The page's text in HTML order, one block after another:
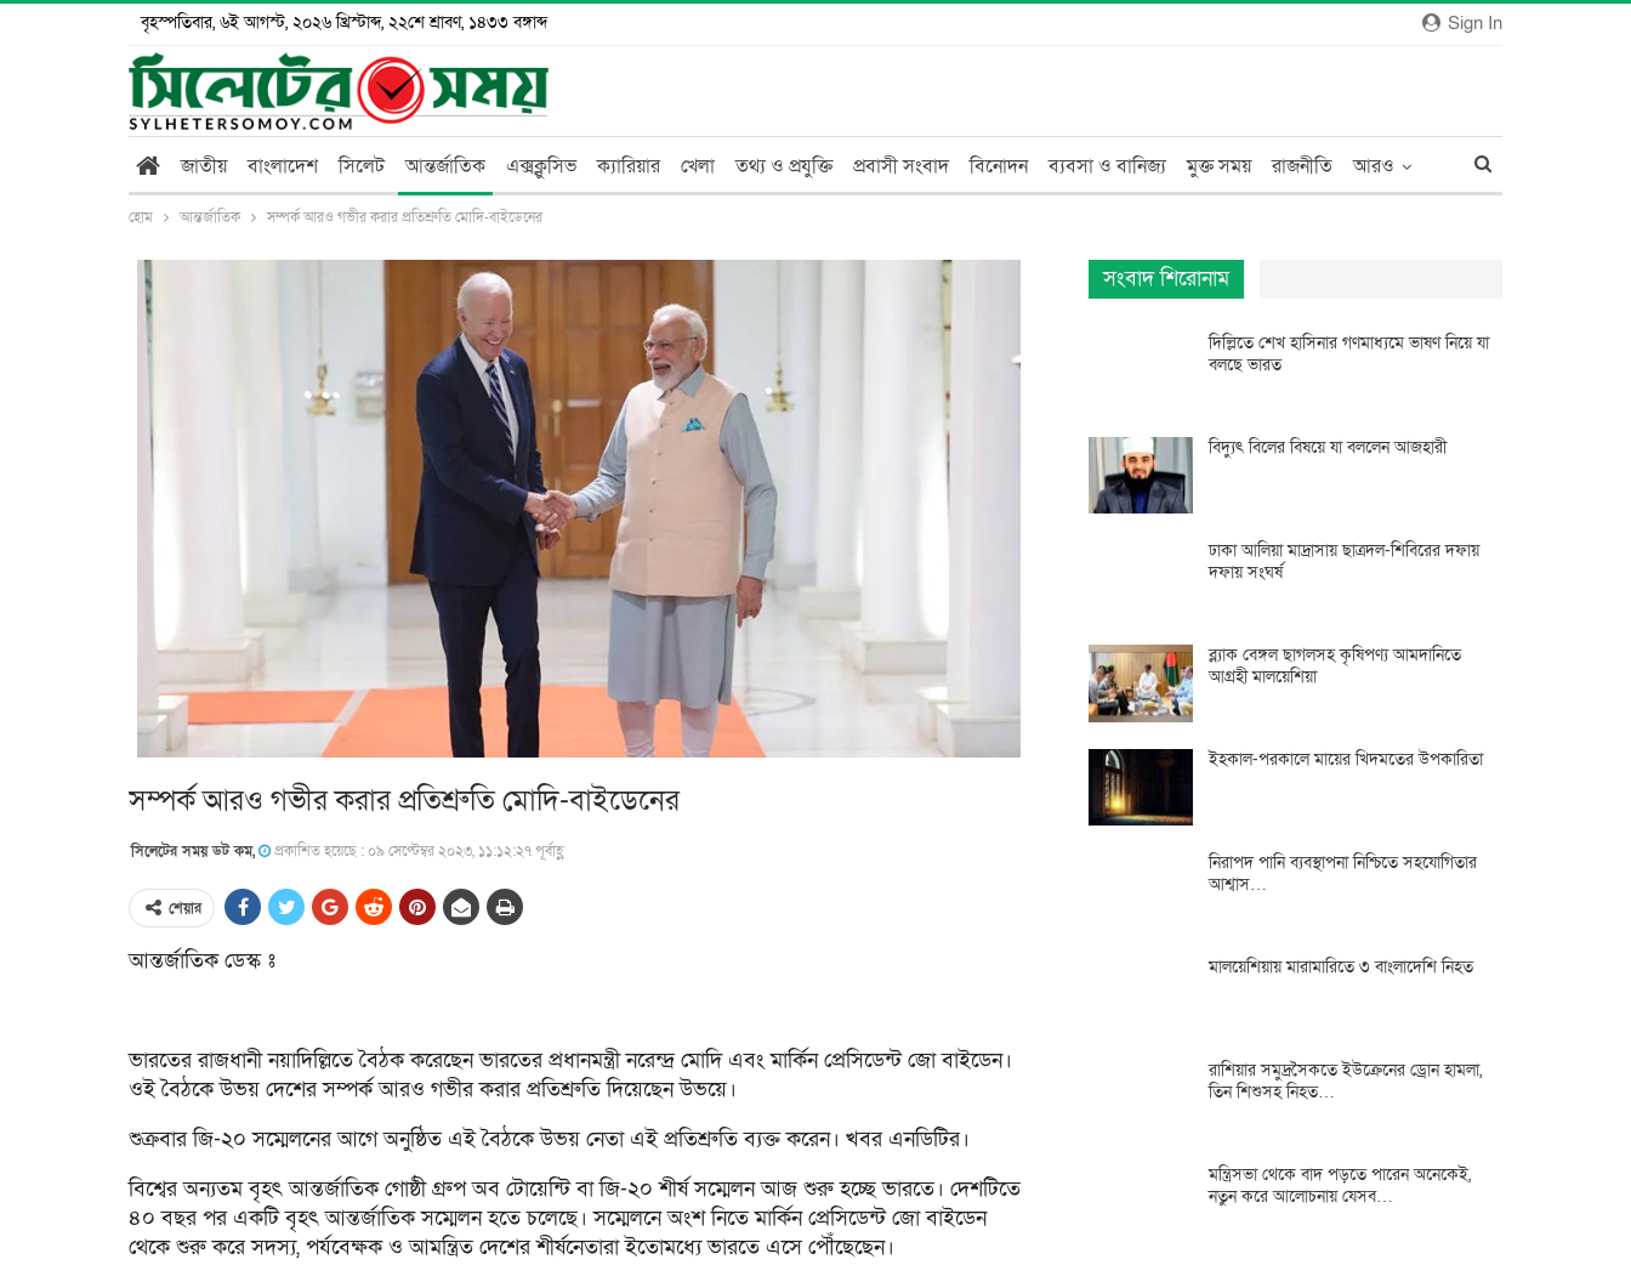
Sign In
বৃহস্পতিবার, ৬ই আগস্ট, ২০২৬ খ্রিস্টাব্দ, ২২শে শ্রাবণ, ১৪৩৩ বঙ্গাব্দ
জাতীয় বাংলাদেশ সিলেট আন্তর্জাতিক এক্সক্লুসিভ ক্যারিয়ার খেলা তথ্য ও প্রযুক্তি প্রবাসী সংবাদ বিনোদন ব্যবসা ও বানিজ্য মুক্ত সময় রাজনীতি আরও
হোম আন্তর্জাতিক সম্পর্ক আরও গভীর করার প্রতিশ্রুতি মোদি-বাইডেনের
সম্পর্ক আরও গভীর করার প্রতিশ্রুতি মোদি-বাইডেনের
সিলেটের সময় ডট কম, প্রকাশিত হয়েছে : ০৯ সেপ্টেম্বর ২০২৩, ১১:১২:২৭ পূর্বাহ্ণ
শেয়ার
আন্তর্জাতিক ডেস্ক ঃ
ভারতের রাজধানী নয়াদিল্লিতে বৈঠক করেছেন ভারতের প্রধানমন্ত্রী নরেন্দ্র মোদি এবং মার্কিন প্রেসিডেন্ট জো বাইডেন।
ওই বৈঠকে উভয় দেশের সম্পর্ক আরও গভীর করার প্রতিশ্রুতি দিয়েছেন উভয়ে।
শুক্রবার জি-২০ সম্মেলনের আগে অনুষ্ঠিত এই বৈঠকে উভয় নেতা এই প্রতিশ্রুতি ব্যক্ত করেন। খবর এনডিটির।
বিশ্বের অন্যতম বৃহৎ আন্তর্জাতিক গোষ্ঠী গ্রুপ অব টোয়েন্টি বা জি-২০ শীর্ষ সম্মেলন আজ শুরু হচ্ছে ভারতে। দেশটিতে
৪০ বছর পর একটি বৃহৎ আন্তর্জাতিক সম্মেলন হতে চলেছে। সম্মেলনে অংশ নিতে মার্কিন প্রেসিডেন্ট জো বাইডেন
থেকে শুরু করে সদস্য, পর্যবেক্ষক ও আমন্ত্রিত দেশের শীর্ষনেতারা ইতোমধ্যে ভারতে এসে পৌঁছেছেন।
সংবাদ শিরোনাম
দিল্লিতে শেখ হাসিনার গণমাধ্যমে ভাষণ নিয়ে যা
বলছে ভারত
বিদ্যুৎ বিলের বিষয়ে যা বললেন আজহারী
ঢাকা আলিয়া মাদ্রাসায় ছাত্রদল-শিবিরের দফায়
দফায় সংঘর্ষ
ব্ল্যাক বেঙ্গল ছাগলসহ কৃষিপণ্য আমদানিতে
আগ্রহী মালয়েশিয়া
ইহকাল-পরকালে মায়ের খিদমতের উপকারিতা
নিরাপদ পানি ব্যবস্থাপনা নিশ্চিতে সহযোগিতার
আশ্বাস…
মালয়েশিয়ায় মারামারিতে ৩ বাংলাদেশি নিহত
রাশিয়ার সমুদ্রসৈকতে ইউক্রেনের ড্রোন হামলা,
তিন শিশুসহ নিহত…
মন্ত্রিসভা থেকে বাদ পড়তে পারেন অনেকেই,
নতুন করে আলোচনায় যেসব…